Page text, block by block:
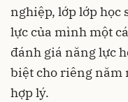
nghiệp, lớp lớp học
lực của mình một
đánh giá năng lực
biệt cho riêng năm
hợp lý.